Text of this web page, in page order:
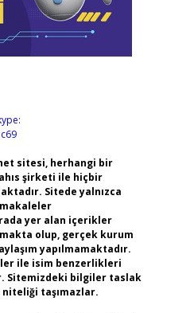
sitesi, herhangi bir
şirketi ile hiçbir
Sitede yalnızca
makaleler
yer alan içerikler
olup, gerçek kurum
yapılmamaktadır.
ile isim benzerlikleri
Sitemizdeki bilgiler taslak
taşımazlar.